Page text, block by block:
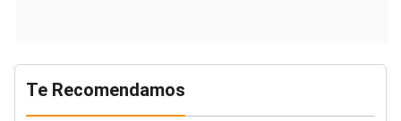
Te Recomendamos